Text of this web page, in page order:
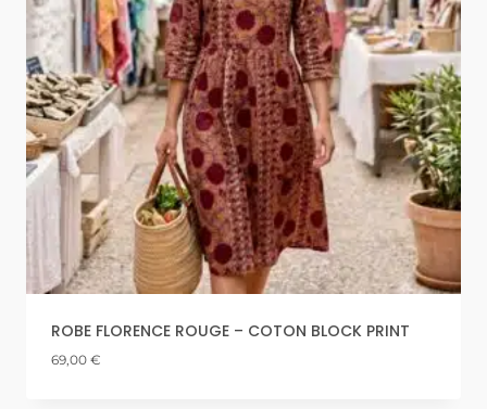
ROBE FLORENCE ROUGE – COTON BLOCK PRINT
69,00 €